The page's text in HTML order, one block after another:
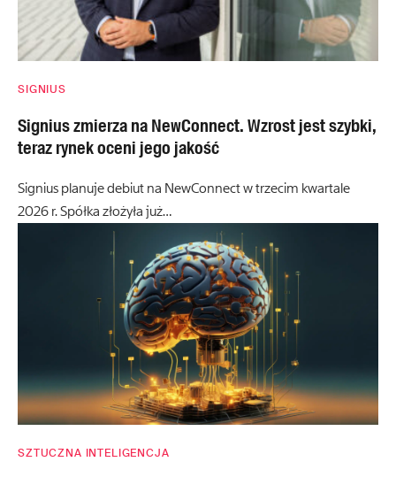
SIGNIUS
Signius zmierza na NewConnect. Wzrost jest szybki,
teraz rynek oceni jego jakość
Signius planuje debiut na NewConnect w trzecim kwartale
2026 r. Spółka złożyła już…
SZTUCZNA INTELIGENCJA